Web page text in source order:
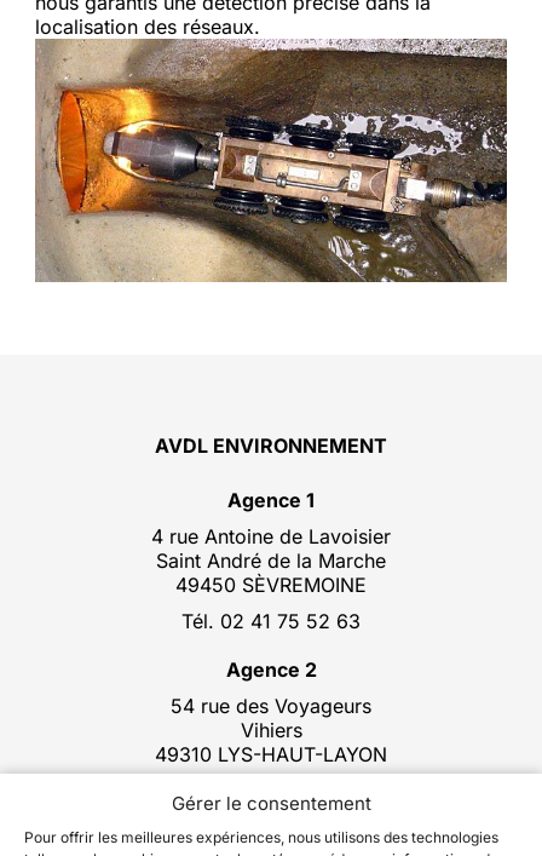
Gérer le consentement
Pour offrir les meilleures expériences, nous utilisons des technologies
localisation des réseaux.
AVDL ENVIRONNEMENT
Agence 1
4 rue Antoine de Lavoisier
Saint André de la Marche
49450 SÈVREMOINE
Tél. 02 41 75 52 63
Agence 2
54 rue des Voyageurs
Vihiers
49310 LYS-HAUT-LAYON
Tél. 02 41 75 52 63